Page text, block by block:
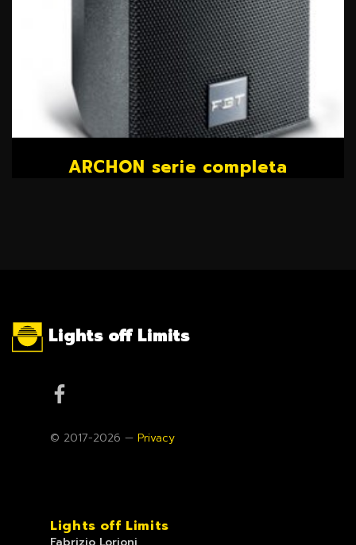
ARCHON serie completa
Lights off Limits
© 2017-2026 — Privacy
Lights off Limits